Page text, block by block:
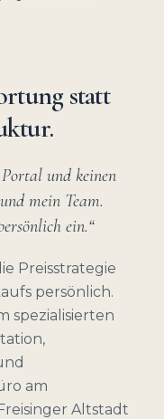
statt
und keinen
mein Team.
ein.“
Preisstrategie
persönlich.
spezialisierten
am
Altstadt